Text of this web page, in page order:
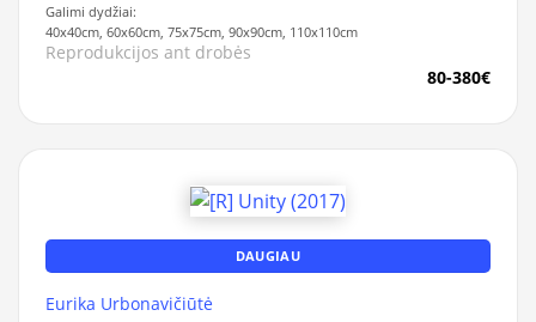
Galimi dydžiai:
40x40cm, 60x60cm, 75x75cm, 90x90cm, 110x110cm
Reprodukcijos ant drobės
80-380€
DAUGIAU
Eurika Urbonavičiūtė